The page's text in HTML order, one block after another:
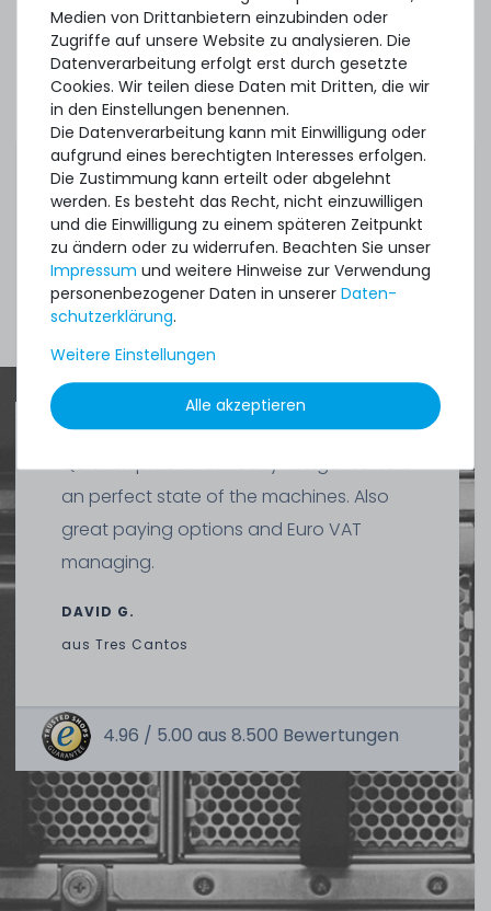
Microsoft Windows Server 2019 Device-CAL (1x Gerät-
CAL Lizenz, OPL Volumenlizenz)
ca. 3-7 Tage*
32,49 € *
Microsoft Windows Remote Desktop Services 2019 User-
Microsoft Windows Server 2019 User-CAL (1x Benutzer-
ca. 3-7 Tage*
32,49 € *
Mehr Zubehör anzeigen
Quick shipment for heavy-weigth servers
an perfect state of the machines. Also
great paying options and Euro VAT
managing.
DAVID G.
aus Tres Cantos
4.96 / 5.00 aus 8.500 Bewertungen
Medien von Drittanbietern einzubinden oder
Zugriffe auf unsere Website zu analysieren. Die
Datenverarbeitung erfolgt erst durch gesetzte
Cookies. Wir teilen diese Daten mit Dritten, die wir
in den Einstellungen benennen.
Die Datenverarbeitung kann mit Einwilligung oder
aufgrund eines berechtigten Interesses erfolgen.
Die Zustimmung kann erteilt oder abgelehnt
werden. Es besteht das Recht, nicht einzuwilligen
und die Einwilligung zu einem späteren Zeitpunkt
zu ändern oder zu widerrufen. Beachten Sie unser
Impressum und weitere Hinweise zur Verwendung
personenbezogener Daten in unserer Daten­
schutz­erklärung.
Weitere Einstellungen
Alle akzeptieren